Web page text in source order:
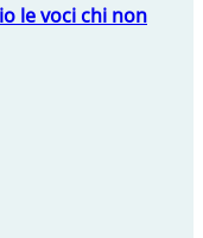
le voci chi non